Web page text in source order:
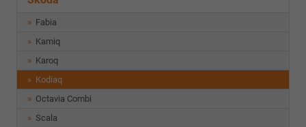
Fabia
Kamiq
Karoq
Kodiaq
Octavia Combi
Scala